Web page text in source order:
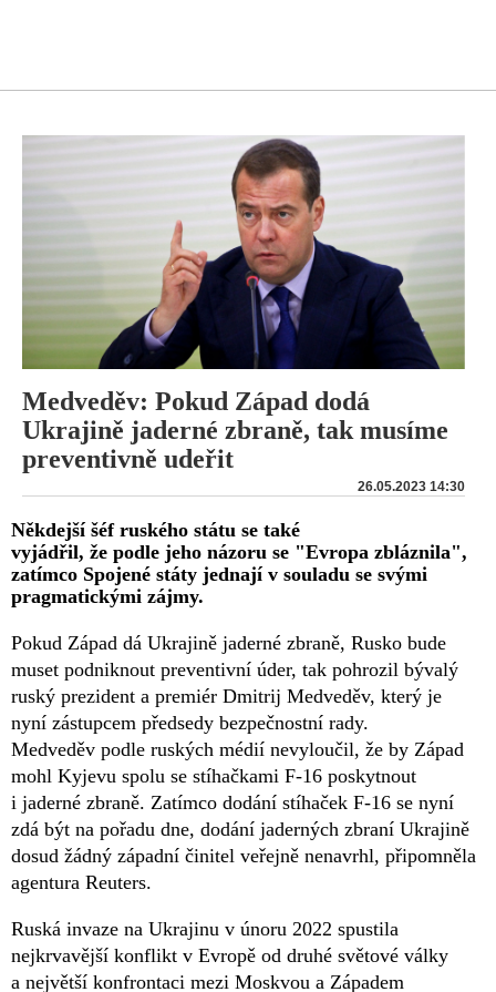
Medveděv: Pokud Západ dodá
Ukrajině jaderné zbraně, tak musíme
preventivně udeřit
26.05.2023 14:30
Někdejší šéf ruského státu se také
vyjádřil, že podle jeho názoru se "Evropa zbláznila",
zatímco Spojené státy jednají v souladu se svými
pragmatickými zájmy.
Pokud Západ dá Ukrajině jaderné zbraně, Rusko bude
muset podniknout preventivní úder, tak pohrozil bývalý
ruský prezident a premiér Dmitrij Medveděv, který je
nyní zástupcem předsedy bezpečnostní rady.
Medveděv podle ruských médií nevyloučil, že by Západ
mohl Kyjevu spolu se stíhačkami F-16 poskytnout
i jaderné zbraně. Zatímco dodání stíhaček F-16 se nyní
zdá být na pořadu dne, dodání jaderných zbraní Ukrajině
dosud žádný západní činitel veřejně nenavrhl, připomněla
agentura Reuters.
Ruská invaze na Ukrajinu v únoru 2022 spustila
nejkrvavější konflikt v Evropě od druhé světové války
a největší konfrontaci mezi Moskvou a Západem